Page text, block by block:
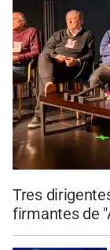
Tres
firmantes de